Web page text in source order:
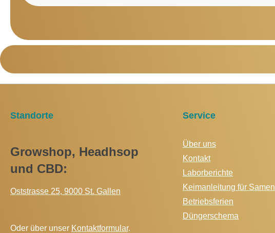
Standorte
Growshop, Headhsop
und CBD:
Oststrasse 25, 9000 St. Gallen
Oder über unser Kontaktformular.
Service
Über uns
Kontakt
Laborberichte
Keimanleitung für Samen
Betriebsferien
Düngerschema